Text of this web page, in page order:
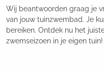
Wij beantwoorden graag je
van jouw tuinzwembad. Je
bereiken. Ontdek nu het
zwemseizoen in je eigen tuin!